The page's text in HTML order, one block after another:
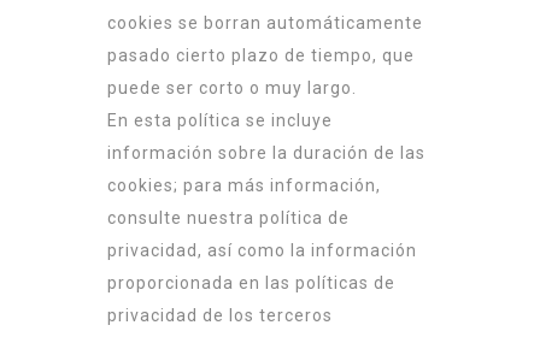
cookies se borran automáticamente
pasado cierto plazo de tiempo, que
puede ser corto o muy largo.
En esta política se incluye
información sobre la duración de las
cookies; para más información,
consulte nuestra política de
privacidad, así como la información
proporcionada en las políticas de
privacidad de los terceros